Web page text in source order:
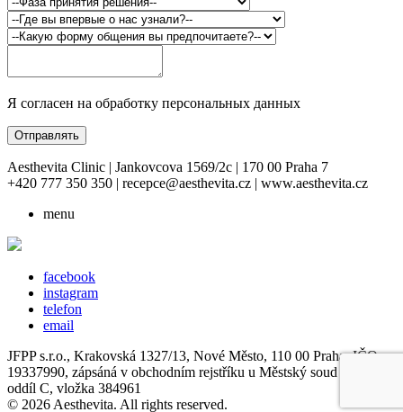
Я согласен на обработку персональных данных
Отправлять
Aesthevita Clinic | Jankovcova 1569/2c | 170 00 Praha 7
+420 777 350 350 | recepce@aesthevita.cz | www.aesthevita.cz
menu
facebook
instagram
telefon
email
JFPP s.r.o., Krakovská 1327/13, Nové Město, 110 00 Praha, IČO
19337990, zápsáná v obchodním rejstříku u Městský soud v Praze,
oddíl C, vložka 384961
© 2026 Aesthevita. All rights reserved.